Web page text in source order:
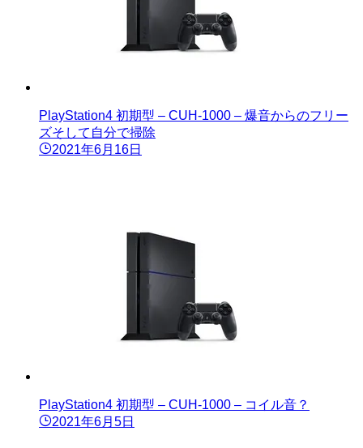
PlayStation4 初期型 – CUH-1000 – 爆音からのフリー
ズそして自分で掃除
2021年6月16日
PlayStation4 初期型 – CUH-1000 – コイル音？
2021年6月5日